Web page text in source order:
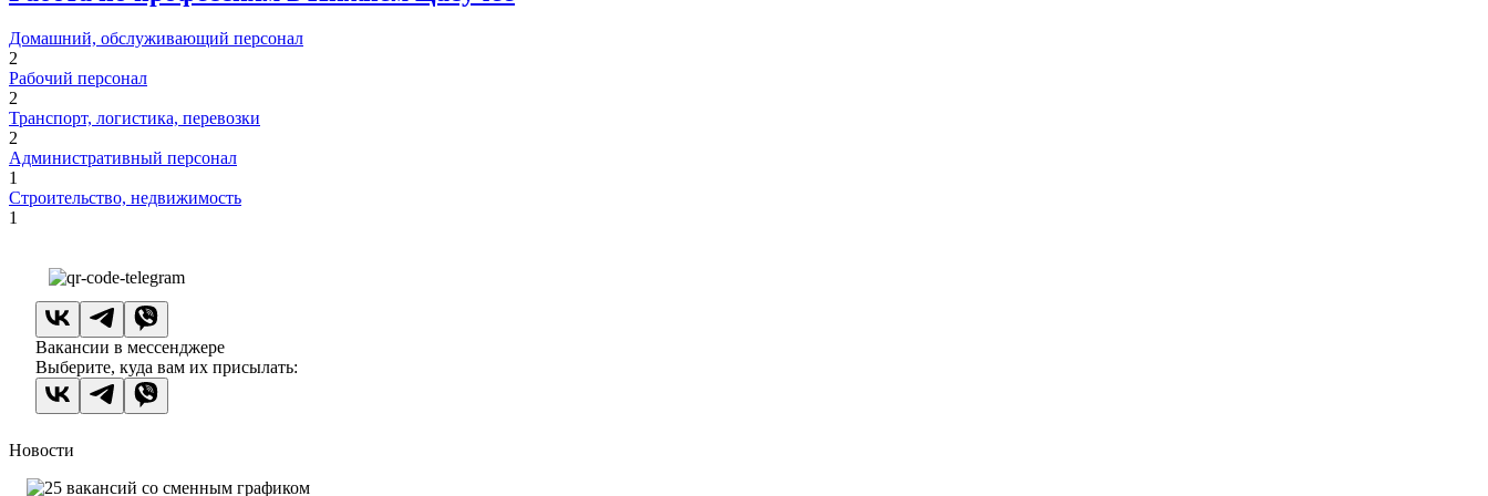
Домашний, обслуживающий персонал
2
Рабочий персонал
2
Транспорт, логистика, перевозки
2
Административный персонал
1
Строительство, недвижимость
1
Вакансии в мессенджере
Выберите, куда вам их присылать:
Новости